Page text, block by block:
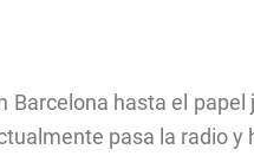
hasta el
pasa la radio